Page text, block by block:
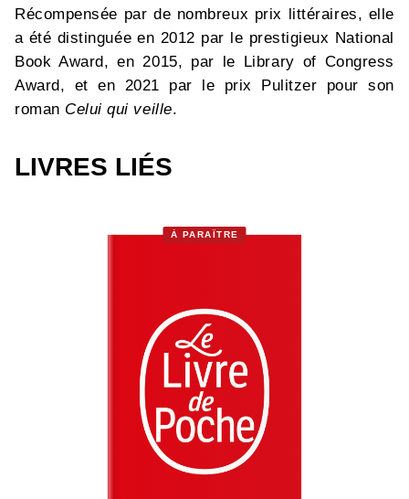
Récompensée par de nombreux prix littéraires, elle
a été distinguée en 2012 par le prestigieux National
Book Award, en 2015, par le Library of Congress
Award, et en 2021 par le prix Pulitzer pour son
roman Celui qui veille.
LIVRES LIÉS
À PARAÎTRE